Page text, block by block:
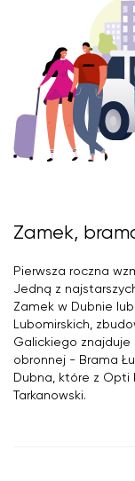
Zamek,
Pierwsza roczna
Jedną z
Zamek w Dubnie
Lubomirskich,
Galickiego znajduje
obronnej - Brama
Dubna, które z Opti
Tarkanowski.